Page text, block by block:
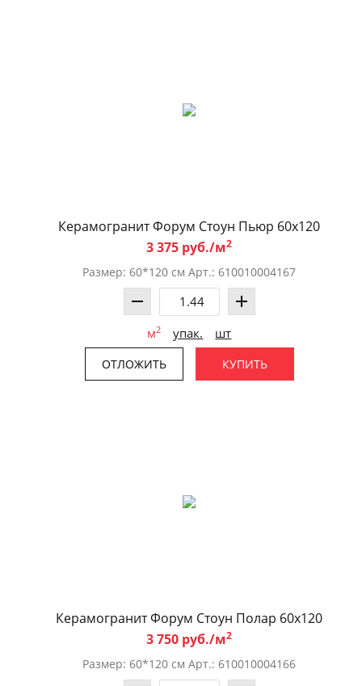
Керамогранит Форум Стоун Пьюр 60x120
3 375 руб./м2
Размер: 60*120 см Арт.: 610010004167
м2 упак. шт
ОТЛОЖИТЬ КУПИТЬ
Керамогранит Форум Стоун Полар 60x120
3 750 руб./м2
Размер: 60*120 см Арт.: 610010004166